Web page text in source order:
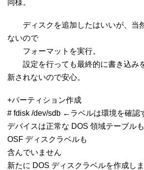
同様。
ディスクを追加したはいいが、当
ないので
フォーマットを実行。
設定を行っても最終的に書き込み
新されないので安心。
+パーティション作成
# fdisk /dev/sdb ←ラベルは環境を確認
デバイスは正常な DOS 領域テーブル
OSF ディスクラベルも
含んでいません
新たに DOS ディスクラベルを作成し